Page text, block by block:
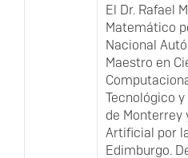
El Dr. Rafael
Matemático
Nacional
Maestro en
Tecnológico
de Monterrey
Artificial por
Edimburgo.